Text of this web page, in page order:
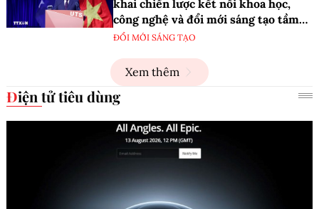
khai chiến lược kết nối khoa học,
công nghệ và đổi mới sáng tạo tầm
nhìn dài hạn
ĐỔI MỚI SÁNG TẠO
Xem thêm
Điện tử tiêu dùng